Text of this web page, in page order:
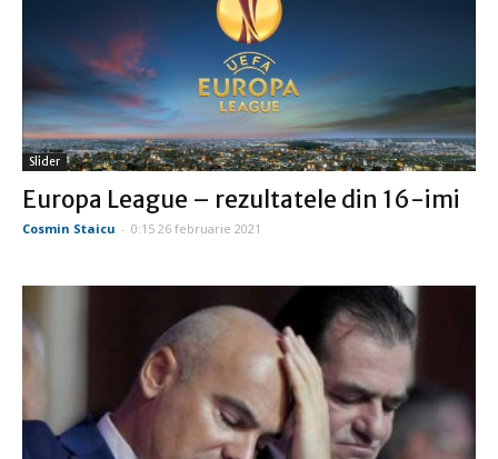
Slider
Europa League – rezultatele din 16-imi
Cosmin Staicu - 0:15 26 februarie 2021